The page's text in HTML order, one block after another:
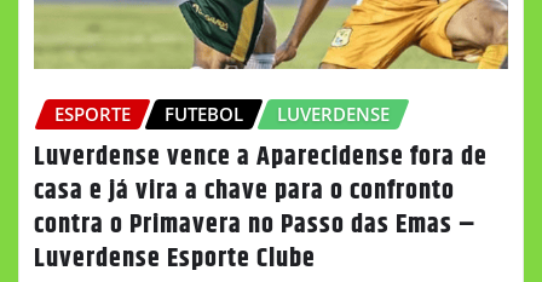
ESPORTE FUTEBOL LUVERDENSE
Luverdense vence a Aparecidense fora de
casa e já vira a chave para o confronto
contra o Primavera no Passo das Emas –
Luverdense Esporte Clube